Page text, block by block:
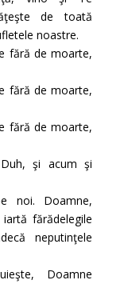
de toată
noastre.
fără de moarte,
fără de moarte,
fără de moarte,
şi acum şi
noi. Doamne,
fărădelegile
neputinţele
Doamne